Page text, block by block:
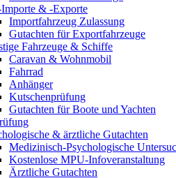
& -Exporte
Importfahrzeug Zulassung
Gutachten für Exportfahrzeuge
Fahrzeuge & Schiffe
Caravan & Wohnmobil
Fahrrad
Anhänger
Kutschenprüfung
Gutachten für Boote und Yachten
& ärztliche Gutachten
Medizinisch-Psychologische
Kostenlose MPU-Infoveranstaltung
Ärztliche Gutachten